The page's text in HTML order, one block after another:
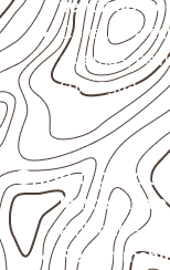
ventilado e
Consulte a
externas,
com água.
Onde o
Marcenaria
ambientes